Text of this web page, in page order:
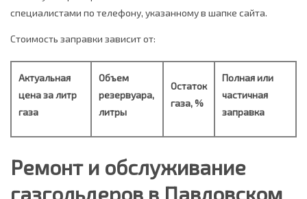
специалистами по телефону, указанному в шапке сайта.
Стоимость заправки зависит от:
Актуальная
цена за литр
газа
Объем
резервуара,
литры
Остаток
газа, %
Полная или
частичная
заправка
Ремонт и обслуживание
газгольдеров в Павловском